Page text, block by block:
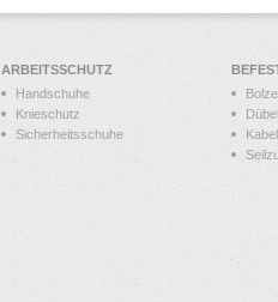
ARBEITSSCHUTZ
Handschuhe
Knieschutz
Sicherheitsschuhe
Dübel